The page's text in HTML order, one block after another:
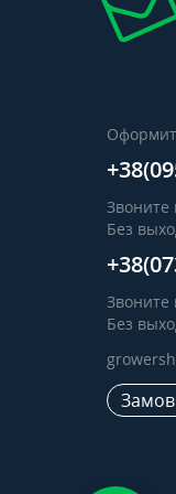
Звоните
Без
Звоните
Без